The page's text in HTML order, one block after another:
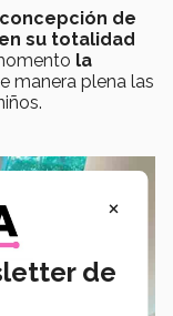
de
su totalidad
la
manera plena las
×
de